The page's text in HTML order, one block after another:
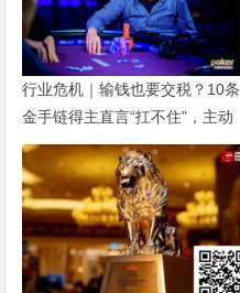
行业危机｜输钱也要交税？10条
金手链得主直言“扛不住”，主动
砍掉四分之三比赛